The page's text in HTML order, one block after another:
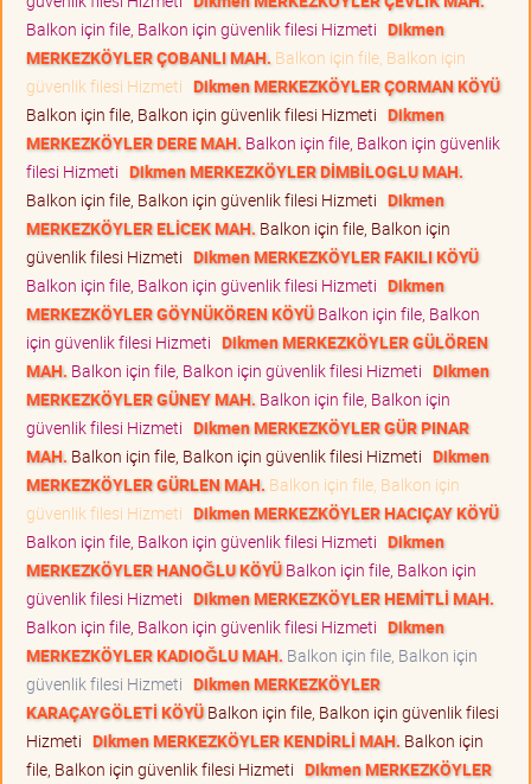
Balkon için file, Balkon için güvenlik filesi Hizmeti Dikmen
MERKEZKÖYLER ÇOBANLI MAH. Balkon için file, Balkon için
güvenlik filesi Hizmeti Dikmen MERKEZKÖYLER ÇORMAN KÖYÜ
Balkon için file, Balkon için güvenlik filesi Hizmeti Dikmen
MERKEZKÖYLER DERE MAH. Balkon için file, Balkon için güvenlik
filesi Hizmeti Dikmen MERKEZKÖYLER DİMBİLOGLU MAH.
Balkon için file, Balkon için güvenlik filesi Hizmeti Dikmen
MERKEZKÖYLER ELİCEK MAH. Balkon için file, Balkon için
güvenlik filesi Hizmeti Dikmen MERKEZKÖYLER FAKILI KÖYÜ
Balkon için file, Balkon için güvenlik filesi Hizmeti Dikmen
MERKEZKÖYLER GÖYNÜKÖREN KÖYÜBalkon için file, Balkon
için güvenlik filesi Hizmeti Dikmen MERKEZKÖYLER GÜLÖREN
MAH. Balkon için file, Balkon için güvenlik filesi Hizmeti Dikmen
MERKEZKÖYLER GÜNEY MAH. Balkon için file, Balkon için
güvenlik filesi Hizmeti Dikmen MERKEZKÖYLER GÜR PINAR
MAH. Balkon için file, Balkon için güvenlik filesi Hizmeti Dikmen
MERKEZKÖYLER GÜRLEN MAH. Balkon için file, Balkon için
güvenlik filesi Hizmeti Dikmen MERKEZKÖYLER HACIÇAY KÖYÜ
Balkon için file, Balkon için güvenlik filesi Hizmeti Dikmen
MERKEZKÖYLER HANOĞLU KÖYÜBalkon için file, Balkon için
güvenlik filesi Hizmeti Dikmen MERKEZKÖYLER HEMİTLİ MAH.
Balkon için file, Balkon için güvenlik filesi Hizmeti Dikmen
MERKEZKÖYLER KADIOĞLU MAH. Balkon için file, Balkon için
güvenlik filesi Hizmeti Dikmen MERKEZKÖYLER
KARAÇAYGÖLETİ KÖYÜBalkon için file, Balkon için güvenlik filesi
Hizmeti Dikmen MERKEZKÖYLER KENDİRLİ MAH. Balkon için
file, Balkon için güvenlik filesi Hizmeti Dikmen MERKEZKÖYLER